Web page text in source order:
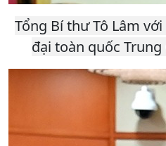
Tổng Bí thư Tô Lâm
đại toàn quốc Trung